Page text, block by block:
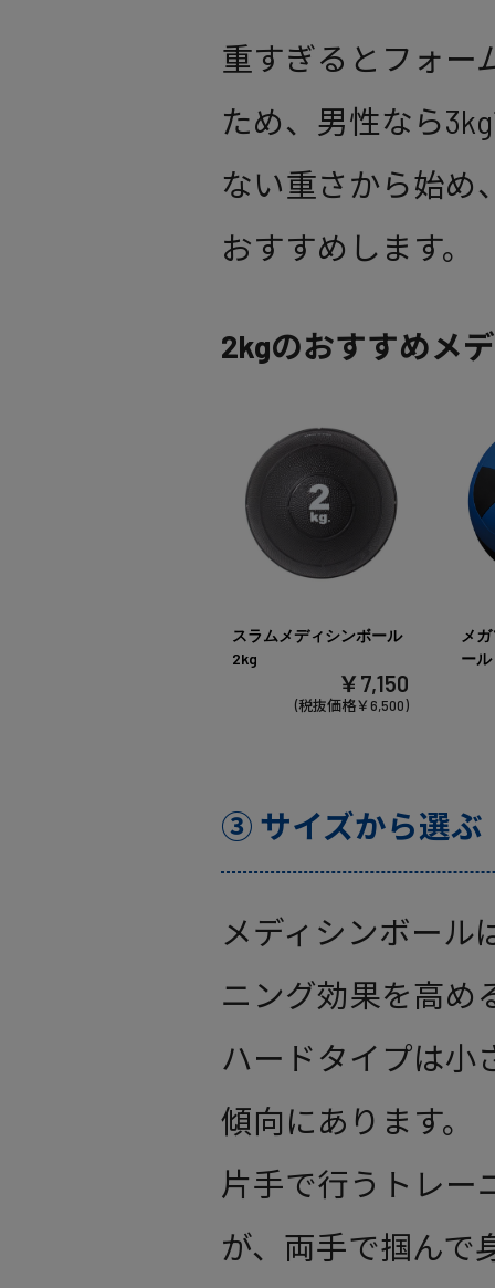
重すぎるとフォー
ため、男性なら
ない重さから始め
おすすめします。
2kgのおすすめメ
スラムメディシンボール
2kg
￥7,150
(税抜価格￥6,500)
メ
ー
③ サイズから選ぶ
メディシンボール
ニング効果を高め
ハードタイプは小
傾向にあります。
片手で行うトレー
が、両手で掴んで